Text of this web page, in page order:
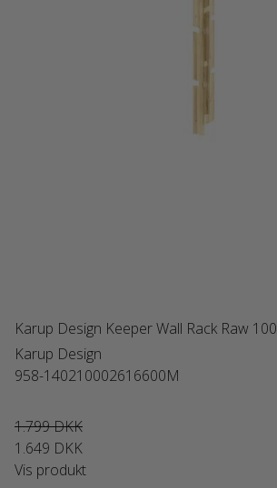
Karup Design Keeper Wall Rack Raw 100
Karup Design
958-140210002616600M
1.799 DKK
1.649 DKK
Vis produkt